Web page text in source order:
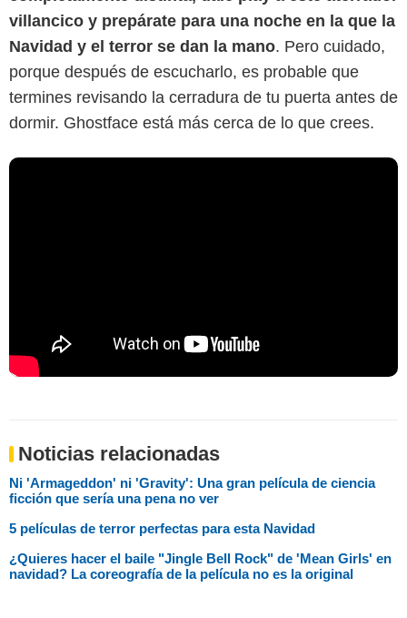
villancico y prepárate para una noche en la que la
Navidad y el terror se dan la mano. Pero cuidado,
porque después de escucharlo, es probable que
termines revisando la cerradura de tu puerta antes de
dormir. Ghostface está más cerca de lo que crees.
Noticias relacionadas
Ni 'Armageddon' ni 'Gravity': Una gran película de ciencia
ficción que sería una pena no ver
5 películas de terror perfectas para esta Navidad
¿Quieres hacer el baile "Jingle Bell Rock" de 'Mean Girls' en
navidad? La coreografía de la película no es la original